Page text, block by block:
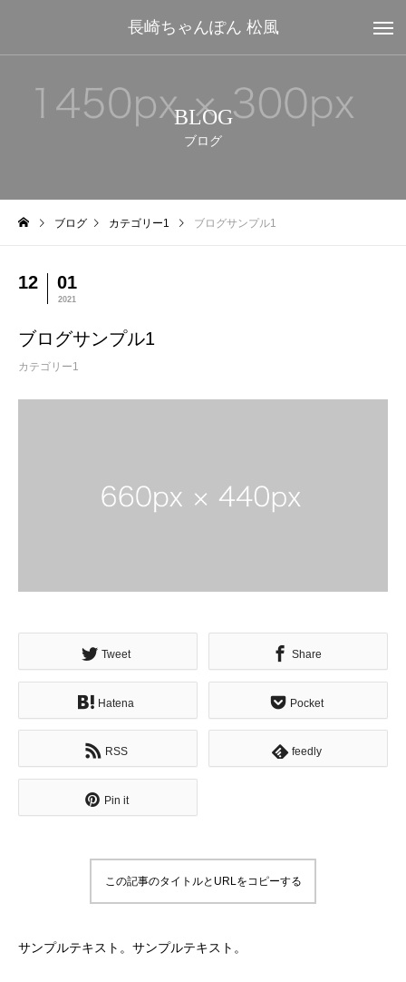
長崎ちゃんぽん 松風
BLOG
ブログ
ブログ カテゴリー1 ブログサンプル1
12 01
2021
ブログサンプル1
カテゴリー1
Tweet Share
Hatena Pocket
RSS feedly
Pin it
この記事のタイトルとURLをコピーする
サンプルテキスト。サンプルテキスト。